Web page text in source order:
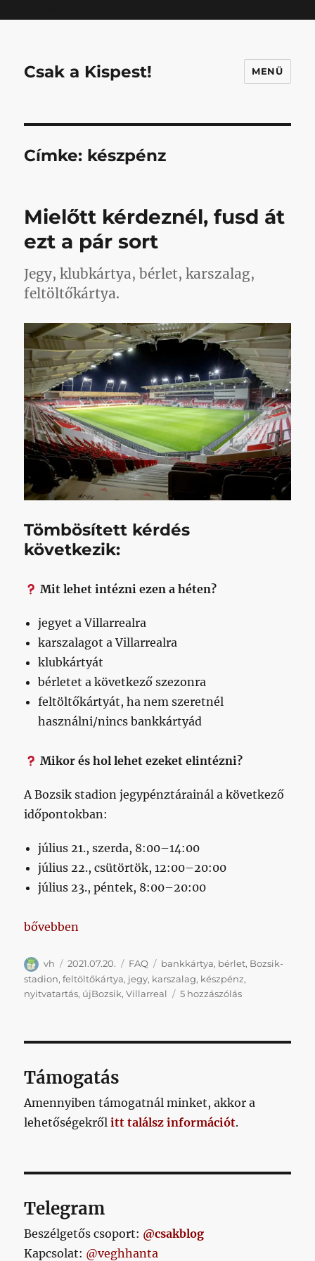
Csak a Kispest! MENÜ
Címke: készpénz
Mielőtt kérdeznél, fusd át
ezt a pár sort
Jegy, klubkártya, bérlet, karszalag,
feltöltőkártya.
Tömbösített kérdés
következik:
Mit lehet intézni ezen a héten?
jegyet a Villarrealra
karszalagot a Villarrealra
klubkártyát
bérletet a következő szezonra
feltöltőkártyát, ha nem szeretnél
használni/nincs bankkártyád
Mikor és hol lehet ezeket elintézni?
A Bozsik stadion jegypénztárainál a következő
időpontokban:
július 21., szerda, 8:00–14:00
július 22., csütörtök, 12:00–20:00
július 23., péntek, 8:00–20:00
„Mielőtt kérdeznél, fusd át ezt a pár sort”
bővebben
Szerző
vh Közzétéve
2021.07.20. Kategória
FAQ Címke
bankkártya, bérlet, Bozsik-
stadion,feltöltőkártya, jegy, karszalag, készpénz,
nyitvatartás, újBozsik,Villarreal 5 hozzászólásMielőtt
Támogatás
Amennyiben támogatnál minket, akkor a
lehetőségekrőlitt találsz információt.
Telegram
Beszélgetős csoport: @csakblog
Kapcsolat: @veghhanta